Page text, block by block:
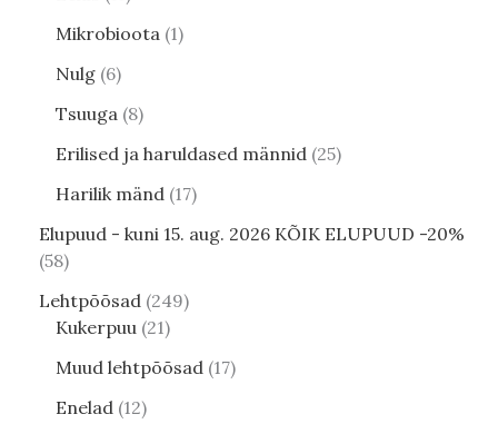
Mikrobioota 1
Nulg 6
Tsuuga 8
Erilised ja haruldased männid 25
Harilik mänd 17
Elupuud - kuni 15. aug. 2026 KÕIK ELUPUUD -20%
58
Lehtpõõsad 249
Kukerpuu 21
Muud lehtpõõsad 17
Enelad 12